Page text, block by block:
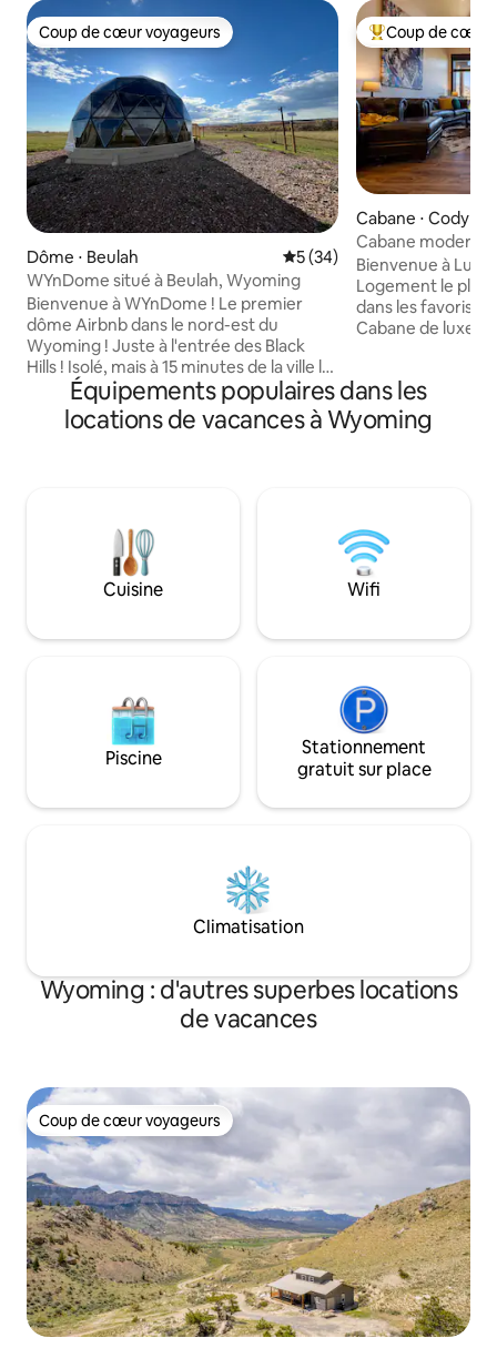
Coup de cœur voyageurs
Coup de cœur voyageurs
Dôme ⋅ Beulah Évaluation moyenne sur la
5 (34)
WYnDome situé à Beulah, Wyoming
Bienvenue à WYnDome ! Le premier
dôme Airbnb dans le nord-est du
Wyoming ! Juste à l'entrée des Black
Hills ! Isolé, mais à 15 minutes de la ville la
plus proche de Spearfish, SD.
L'ensemble du logement est équipé du
chauffage/de la climatisation, d'un mini-
d'eau fournies, d'équipements hôteliers,
ouvert, vous recevez également un
coupon pour y manger. Nous avons
Highlands et des chèvres naines
Coups de cœur
Coup de cœur
Cabane ⋅ Cody
Cabane moderne
montagnes près
Bienvenue à
Logement le plus
dans les favoris
Cabane de luxe
Bill Scenic Byway
la montagne, de
grande
souffle, et peut-
observations
East Gate ouvre le
conception de la
Équipements populaires dans les
locations de vacances à Wyoming
Cuisine Wifi
Piscine
Stationnement
gratuit sur place
Climatisation
Wyoming : d'autres superbes locations
de vacances
Coup de cœur voyageurs
Coup de cœur voyageurs